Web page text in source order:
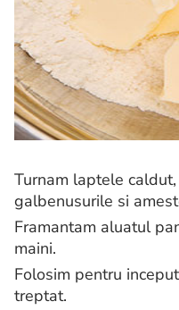
Turnam laptele
galbenusurile si
Framantam aluatul
maini.
Folosim pentru
treptat.